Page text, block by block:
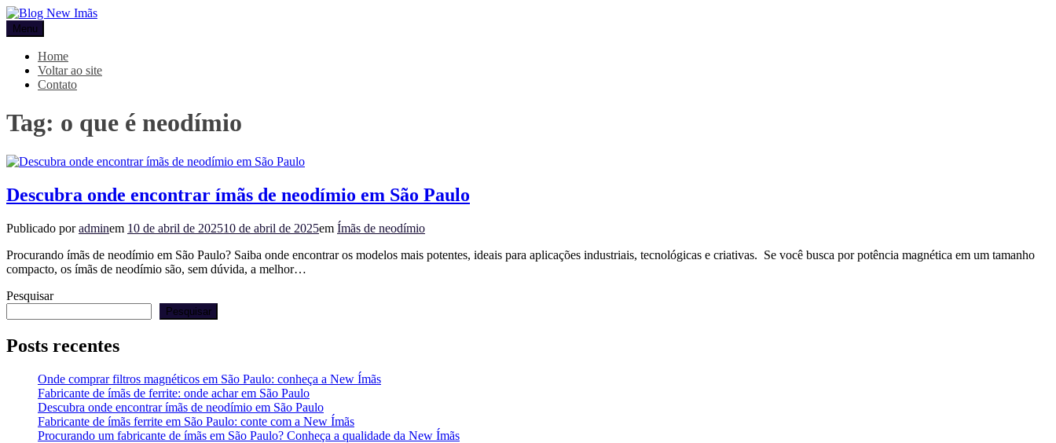
Pular
para
o
conteúdo
Blog New Imãs
Menu
Home
Voltar ao site
Contato
Tag: o que é neodímio
Descubra onde encontrar ímãs de neodímio em São Paulo
Publicado poradminem 10 de abril de 202510 de abril de 2025em Ímãs de neodímio
Procurando ímãs de neodímio em São Paulo? Saiba onde encontrar os modelos mais potentes, ideais para aplicações industriais, tecnológicas e criativas. Se você busca por potência magnética em um tamanho
compacto, os ímãs de neodímio são, sem dúvida, a melhor…
Pesquisar
Pesquisar
Posts recentes
Onde comprar filtros magnéticos em São Paulo: conheça a New Ímãs
Fabricante de ímãs de ferrite: onde achar em São Paulo
Descubra onde encontrar ímãs de neodímio em São Paulo
Fabricante de ímãs ferrite em São Paulo: conte com a New Ímãs
Procurando um fabricante de ímãs em São Paulo? Conheça a qualidade da New Ímãs